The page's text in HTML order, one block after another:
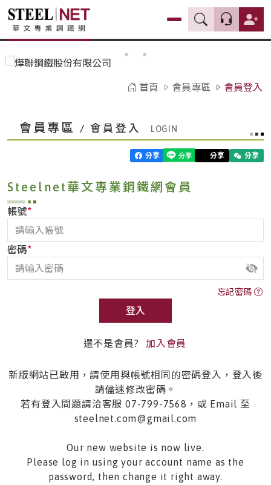
首頁 會員專區 會員登入
會員專區 / 會員登入
分享 分享 分享
Steelnet華文專業鋼鐵網會員
帳號*
密碼*
忘記密碼
登入
還不是會員? 加入會員
新版網站已啟用，請使用與帳號相同的密碼登入，登入後
請儘速修改密碼。
若有登入問題請洽客服 07-799-7568，或 Email 至
steelnet.com@gmail.com
Our new website is now live.
Please log in using your account name as the
password, then change it right away.